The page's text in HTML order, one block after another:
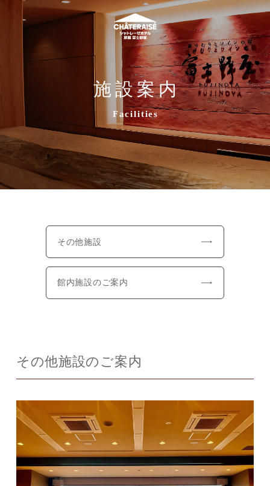
施設案内
Facilities
その他施設
館内施設のご案内
その他施設のご案内